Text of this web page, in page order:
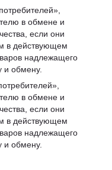
»,
в обмене и
если они
в действующем
надлежащего
и обмену.
в обмене и
если они
в действующем
надлежащего
и обмену.